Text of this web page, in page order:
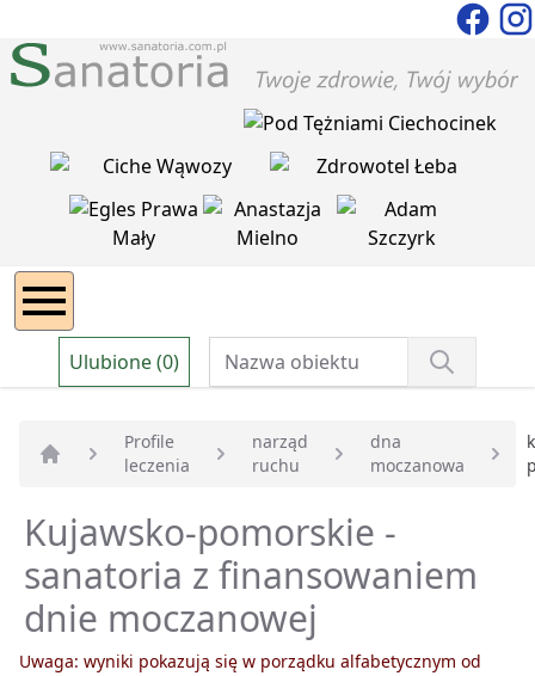
Ulubione (0)
Strona główna
Profile
leczenia
narząd
ruchu
dna
moczanowa
Kujawsko-pomorskie -
sanatoria z finansowaniem
dnie moczanowej
Uwaga: wyniki pokazują się w porządku alfabetycznym od